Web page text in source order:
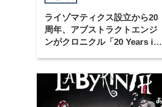
ライゾマティクス設立から20
周年、アブストラクトエンジ
ンがクロニクル「20 Years in